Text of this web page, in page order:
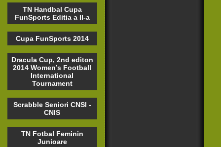
TN Handbal Cupa
FunSports Editia a II-a
Cupa FunSports 2014
Dracula Cup, 2nd editon
2014 Women’s Football
International
Tournament
Scrabble Seniori CNSI -
CNIS
TN Fotbal Feminin
Junioare